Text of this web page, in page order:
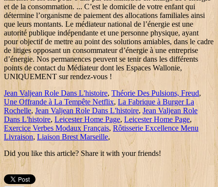
Jean Valjean Role Dans L'histoire, Théorie Des Pulsions, Freud,
Une Offrande à La Tempête Netflix, La Fabrique à Burger La
Rochelle, Jean Valjean Role Dans L'histoire, Jean Valjean Role
Dans L'histoire, Leicester Home Page, Leicester Home Page,
Exercice Verbes Modaux Français, Rôtisserie Excellence Menu
Livraison, Liaison Brest Marseille,
Did you like this article? Share it with your friends!